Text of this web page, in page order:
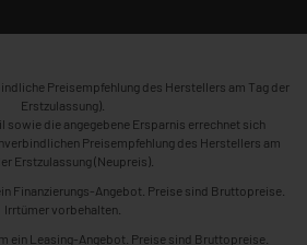
Preisempfehlung des Herstellers am Tag der
Erstzulassung).
sowie die angegebene Ersparnis errechnet sich
Preisempfehlung des Herstellers am
Erstzulassung (Neupreis).
Finanzierungs-Angebot. Preise sind Bruttopreise.
Irrtümer vorbehalten.
ein Leasing-Angebot. Preise sind Bruttopreise.